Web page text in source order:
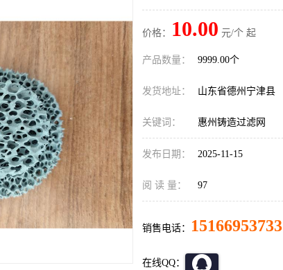
价格： 10.00 元/个 起
产品数量： 9999.00个
发货地址： 山东省德州宁津县
关键词： 惠州铸造过滤网
发布日期： 2025-11-15
阅 读 量： 97
销售电话： 15166953733
在线QQ：